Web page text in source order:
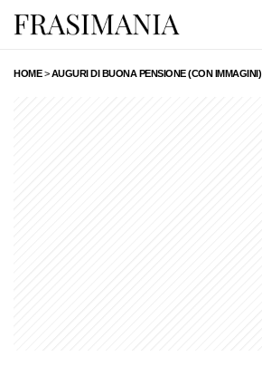
HOME>AUGURI DI BUONA PENSIONE (CON IMMAGINI)